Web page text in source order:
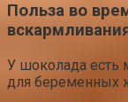
Польза во
У шоколада есть
для беременных